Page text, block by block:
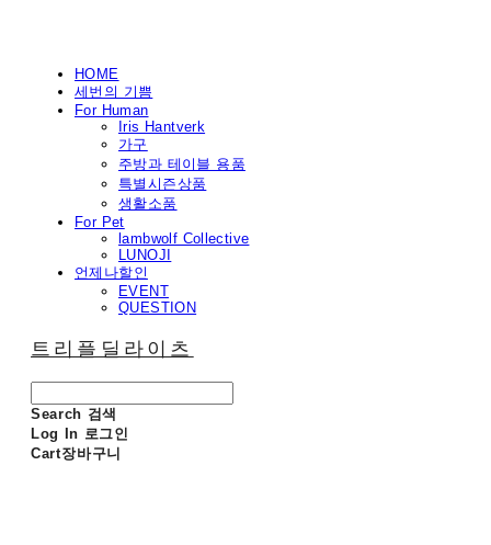
HOME
세번의 기쁨
For Human
Iris Hantverk
가구
주방과 테이블 용품
특별시즌상품
생활소품
For Pet
lambwolf Collective
LUNOJI
언제나할인
EVENT
QUESTION
트리플딜라이츠
Search 검색
Log In 로그인
Cart장바구니